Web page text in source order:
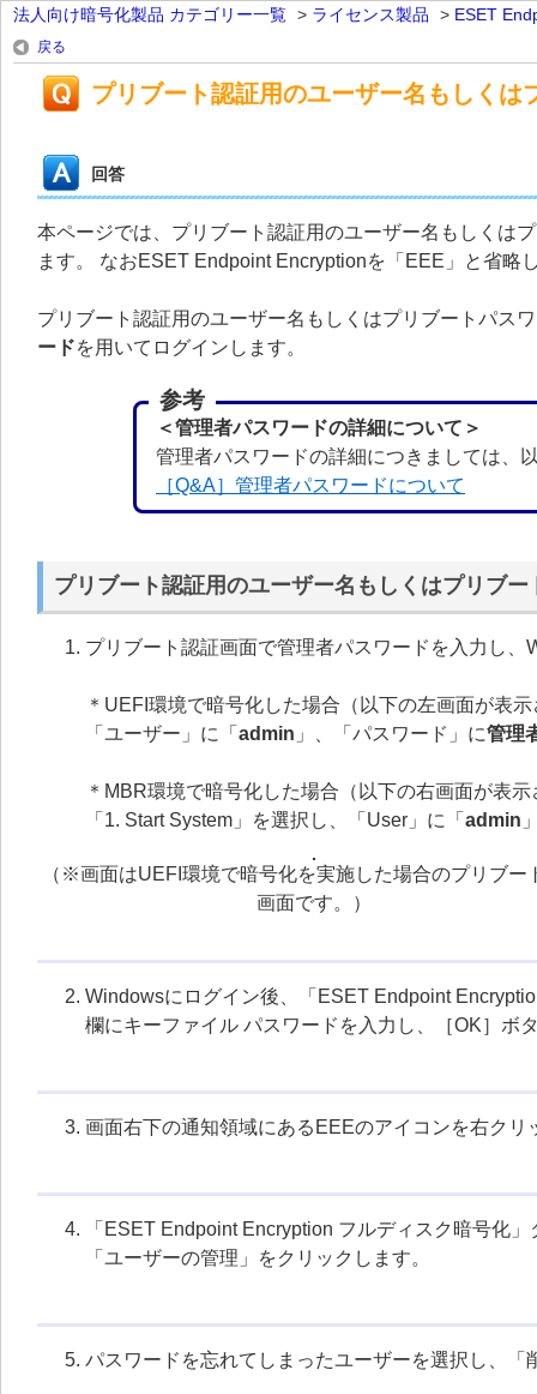
法人向け暗号化製品 カテゴリー一覧 > ライセンス製品 > ESET
戻る
プリブート認証用のユーザー名もしく
回答
本ページでは、プリブート認証用のユーザー名もしくは
ます。 なおESET Endpoint Encryptionを「EEE」と省略
プリブート認証用のユーザー名もしくはプリブートパス
ードを用いてログインします。
参考
＜管理者パスワードの詳細について＞
管理者パスワードの詳細につきましては、
［Q&A］管理者パスワードについて
プリブート認証用のユーザー名もしくはプリブ
プリブート認証画面で管理者パスワードを入力し、
＊UEFI環境で暗号化した場合（以下の左画面が表
「ユーザー」に「 admin 」、「パスワード」に管理
＊MBR環境で暗号化した場合（以下の右画面が表
「1. Start System」を選択し、「User」に「 admin
（※画面はUEFI環境で暗号化を実施した場合のプリブー
画面です。）
Windowsにログイン後、「ESET Endpoint
欄にキーファイル パスワードを入力し、［OK］ボ
画面右下の通知領域にあるEEEのアイコンを右ク
「ESET Endpoint Encryption フルディスク暗号化
「ユーザーの管理」をクリックします。
パスワードを忘れてしまったユーザーを選択し、「